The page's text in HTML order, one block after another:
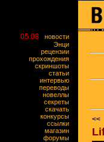
05.08
новости
Энци
рецензии
прохождения
скриншоты
статьи
интервью
переводы
новеллы
секреты
скачать
конкурсы
ссылки
магазин
форумы
<<